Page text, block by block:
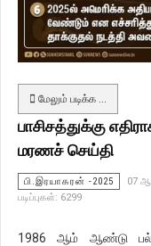
மேலும் படிக்க …
பாசிசத்துக்கு
மரணச் செய்தி
பி.இரயாகரன் -2025 07
படிப்புகள்: 6299
1986 ஆம் ஆண்டு